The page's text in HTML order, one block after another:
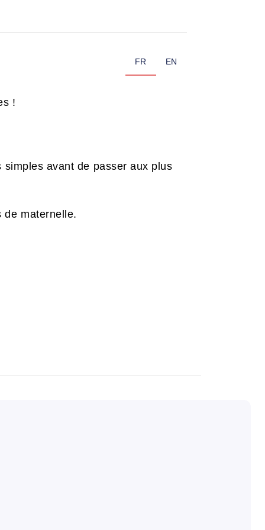
FR EN
!
avant de passer aux plus
de maternelle.